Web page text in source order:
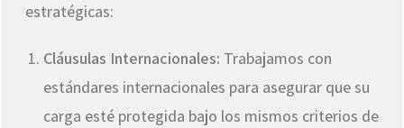
estratégicas:
Cláusulas Internacionales: Trabajamos con
estándares internacionales para asegurar que su
carga esté protegida bajo los mismos criterios de